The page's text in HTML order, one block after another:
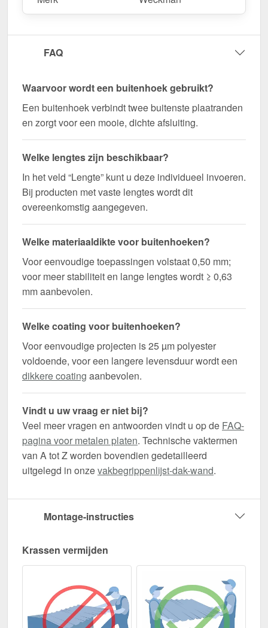
Bestel nu Buitenhoek | 19,5 x 19,5 cm bestellen –
Duurzaam, weerbestendig, op maat gemaakt - bestel
FAQ
Waarvoor wordt een buitenhoek gebruikt?
Een buitenhoek verbindt twee buitenste plaatranden
en zorgt voor een mooie, dichte afsluiting.
Welke lengtes zijn beschikbaar?
In het veld “Lengte” kunt u deze individueel invoeren.
Bij producten met vaste lengtes wordt dit
overeenkomstig aangegeven.
Welke materiaaldikte voor buitenhoeken?
Voor eenvoudige toepassingen volstaat 0,50 mm;
voor meer stabiliteit en lange lengtes wordt ≥ 0,63
mm aanbevolen.
Welke coating voor buitenhoeken?
Voor eenvoudige projecten is 25 µm polyester
voldoende, voor een langere levensduur wordt een
dikkere coating aanbevolen.
Vindt u uw vraag er niet bij?
Veel meer vragen en antwoorden vindt u op de FAQ-
pagina voor metalen platen. Technische vaktermen
van A tot Z worden bovendien gedetailleerd
uitgelegd in onzevakbegrippenlijst-dak-wand.
Montage-instructies
Krassen vermijden